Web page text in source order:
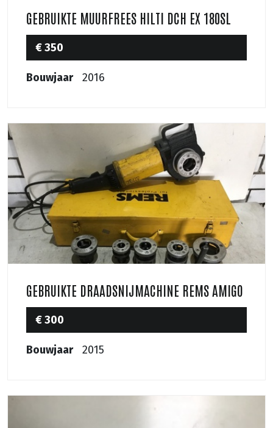
GEBRUIKTE MUURFREES HILTI DCH EX 180SL
€ 350
Bouwjaar 2016
GEBRUIKTE DRAADSNIJMACHINE REMS AMIGO
€ 300
Bouwjaar 2015